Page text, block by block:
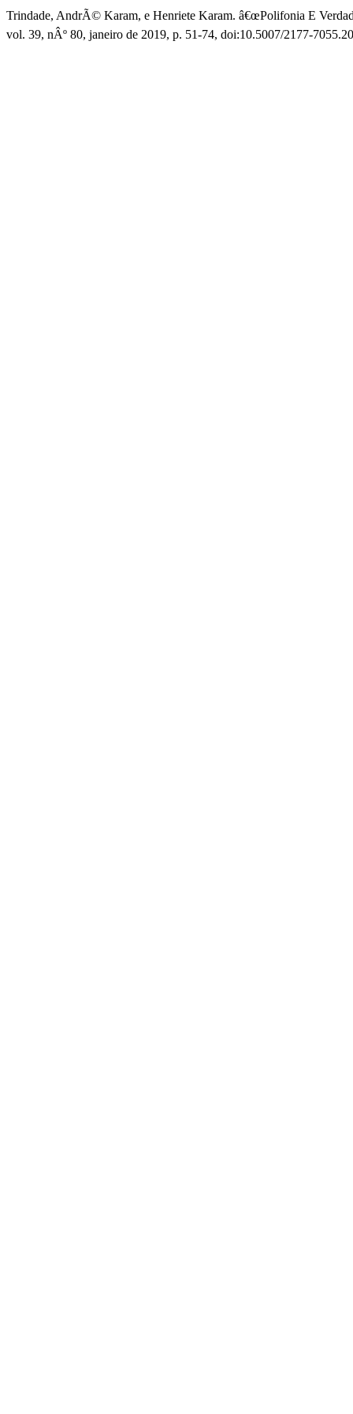
Trindade, AndrÃ© Karam, e Henriete Karam. â€œPolifonia E
vol. 39, nÂº 80, janeiro de 2019, p. 51-74, doi:10.5007/2177-